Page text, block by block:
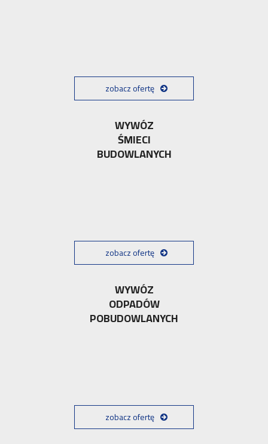
zobacz ofertę
WYWÓZ
ŚMIECI
BUDOWLANYCH
zobacz ofertę
WYWÓZ
ODPADÓW
POBUDOWLANYCH
zobacz ofertę